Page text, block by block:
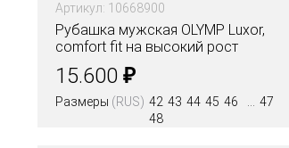
Артикул: 10668900
Рубашка мужская OLYMP Luxor,
comfort fit на высокий рост
15.600 ₽
Размеры (RUS) 42 43 44 45 46
47
48